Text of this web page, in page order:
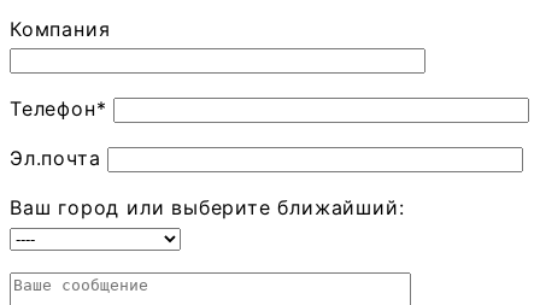
Компания
Телефон*
Эл.почта
Ваш город или выберите ближайший: